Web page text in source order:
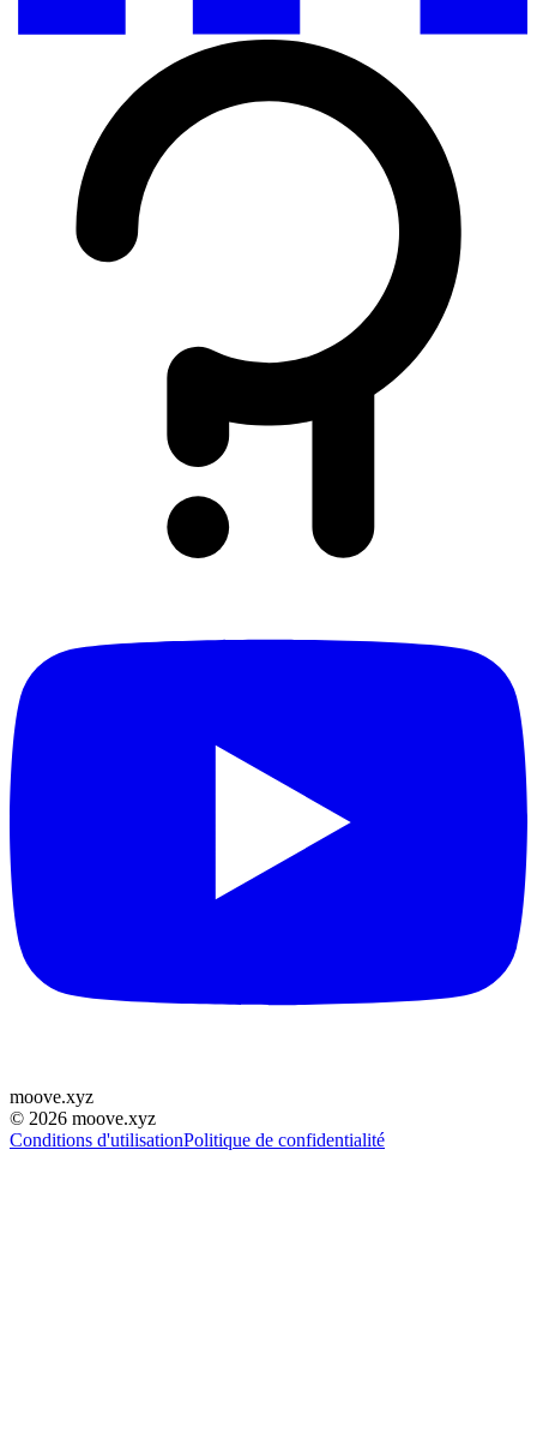
moove.xyz
© 2026 moove.xyz
Conditions d'utilisationPolitique de confidentialité